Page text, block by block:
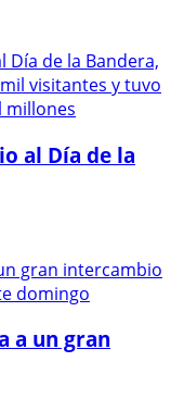
al Día de la
a un gran